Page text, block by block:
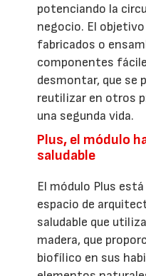
potenciando la
negocio. El
fabricados o
componentes
desmontar, que se
reutilizar en otros
una segunda vida.
Plus, el módulo
saludable
El módulo Plus
espacio de
saludable que
madera, que
biofílico en sus